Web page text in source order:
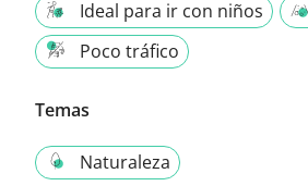
Ideal para ir con niños
Poco tráfico
Temas
Naturaleza